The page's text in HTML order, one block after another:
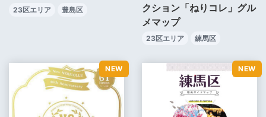
23区エリア 豊島区
クション「ねりコレ」グル
メマップ
23区エリア 練馬区